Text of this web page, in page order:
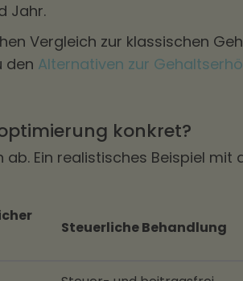
Jahr.
Vergleich zur klassischen
den Alternativen zur
konkret?
Ein realistisches Beispiel mit
Steuerliche Behandlung